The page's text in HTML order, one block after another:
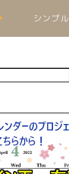
シンプル